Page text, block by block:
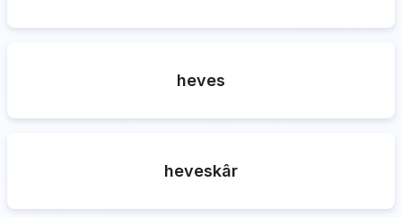
heves
heveskâr